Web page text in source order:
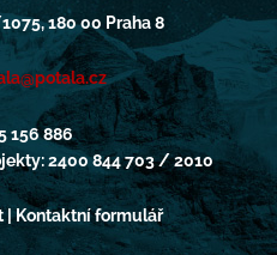
180 00 Praha 8
156 886
2400 844 703 / 2010
| Kontaktní formulář